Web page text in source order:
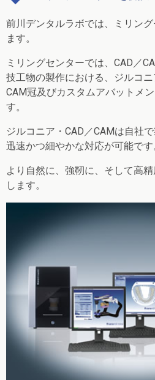
前川デンタルラボでは、 ミリン
ます。
ミリングセンターでは、CAD／
技工物の製作における、ジルコ
CAM冠及びカスタムアバットメ
す。
ジルコニア・CAD／CAMは自社
迅速かつ細やかな対応が可能です
より自然に、強靭に、そして高
します。